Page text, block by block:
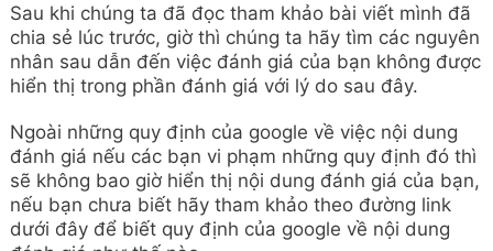
Sau khi chúng ta đã đọc tham khảo bài viết mình đã
chia sẻ lúc trước, giờ thì chúng ta hãy tìm các nguyên
nhân sau dẫn đến việc đánh giá của bạn không được
hiển thị trong phần đánh giá với lý do sau đây.
Ngoài những quy định của google về việc nội dung
đánh giá nếu các bạn vi phạm những quy định đó thì
sẽ không bao giờ hiển thị nội dung đánh giá của bạn,
nếu bạn chưa biết hãy tham khảo theo đường link
dưới đây để biết quy định của google về nội dung